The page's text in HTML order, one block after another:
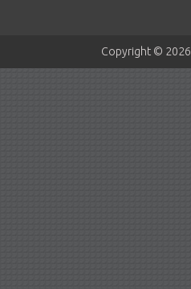
Copyright © 2026